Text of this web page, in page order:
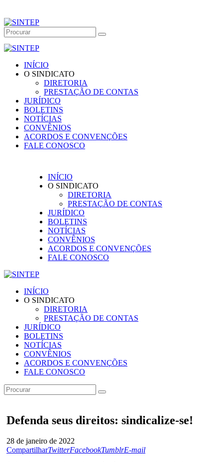
INÍCIO
O SINDICATO
DIRETORIA
PRESTAÇÃO DE CONTAS
JURÍDICO
BOLETINS
NOTÍCIAS
CONVÊNIOS
ACORDOS E CONVENÇÕES
FALE CONOSCO
INÍCIO
O SINDICATO
DIRETORIA
PRESTAÇÃO DE CONTAS
JURÍDICO
BOLETINS
NOTÍCIAS
CONVÊNIOS
ACORDOS E CONVENÇÕES
FALE CONOSCO
INÍCIO
O SINDICATO
DIRETORIA
PRESTAÇÃO DE CONTAS
JURÍDICO
BOLETINS
NOTÍCIAS
CONVÊNIOS
ACORDOS E CONVENÇÕES
FALE CONOSCO
Defenda seus direitos: sindicalize-se!
28 de janeiro de 2022
CompartilharTwitterFacebookTumblrE-mail